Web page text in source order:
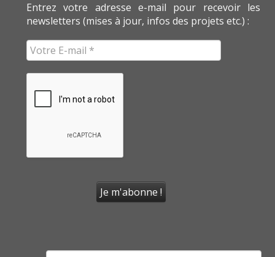
Entrez votre adresse e-mail pour recevoir les
newsletters (mises à jour, infos des projets etc.) :